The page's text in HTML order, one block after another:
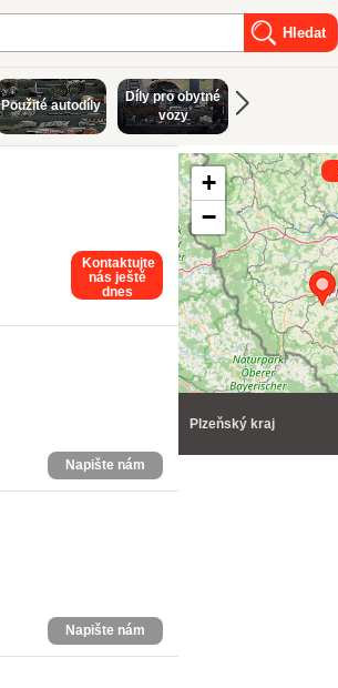
Použité autodíly
Díly pro obytné
vozy
Kontaktujte
nás ještě
dnes
Napište nám
Napište nám
+
−
Plzeňský kraj